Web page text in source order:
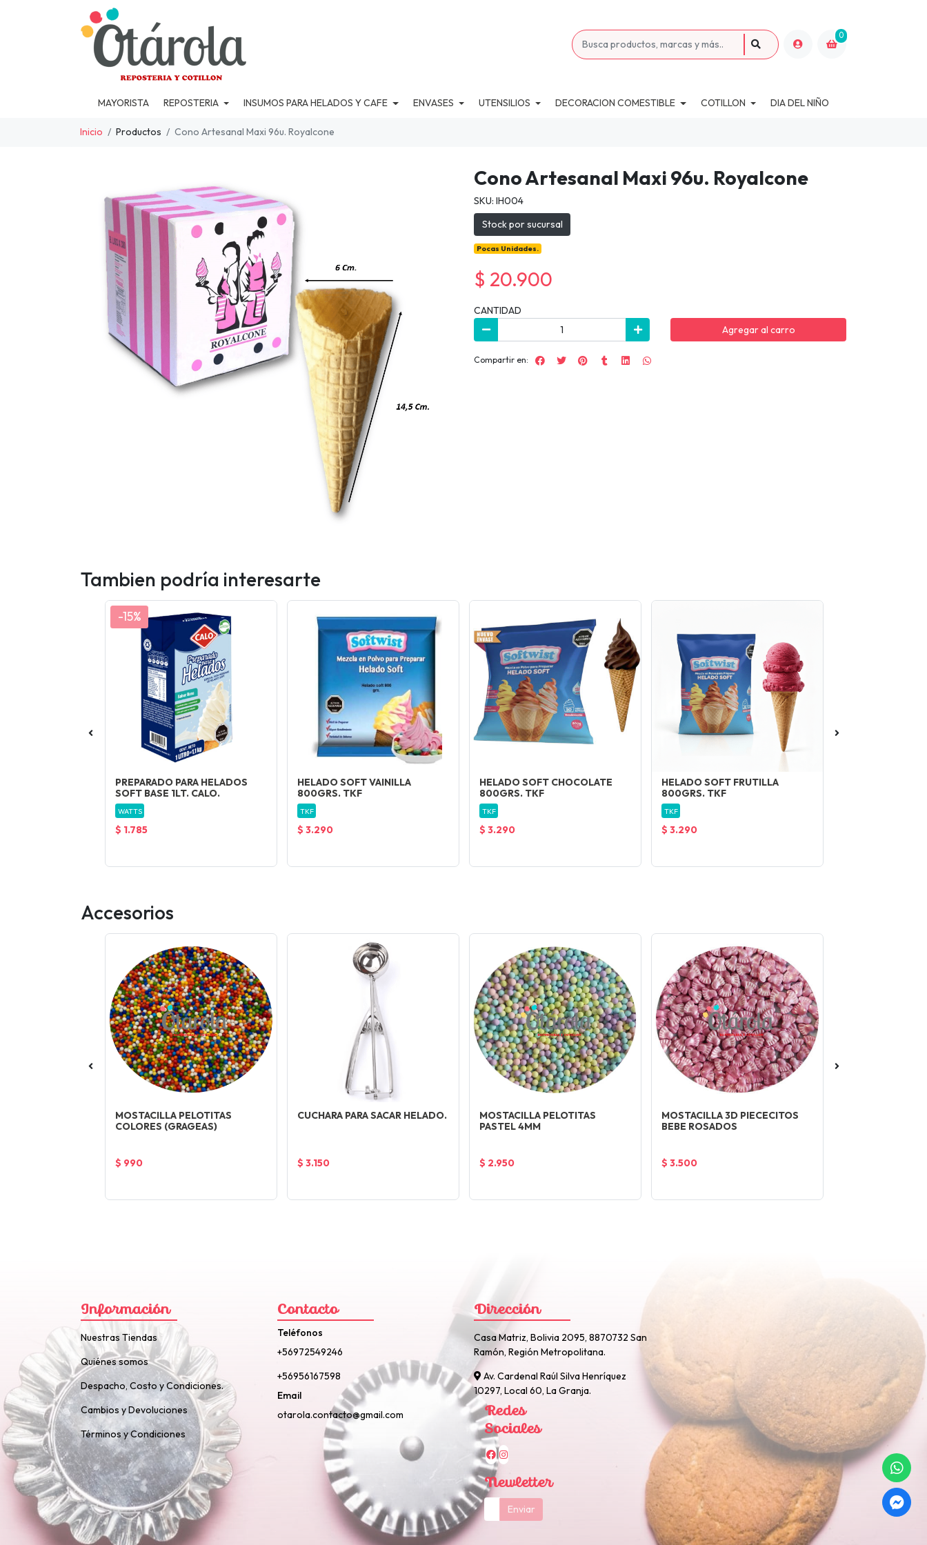
0
MAYORISTA REPOSTERIA INSUMOS PARA HELADOS Y CAFE ENVASES UTENSILIOS DECORACION COMESTIBLE COTILLON DIA DEL NIÑO
Inicio Productos Cono Artesanal Maxi 96u. Royalcone
Cono Artesanal Maxi 96u. Royalcone
SKU: IH004
Stock por sucursal
Pocas Unidades.
$ 20.900
CANTIDAD
Agregar al carro
Compartir en:
Tambien podría interesarte
-15%
PREPARADO PARA HELADOS
SOFT BASE 1LT. CALO.
WATTS
$ 1.785
HELADO SOFT VAINILLA
800GRS. TKF
TKF
$ 3.290
HELADO SOFT CHOCOLATE
800GRS. TKF
TKF
$ 3.290
HELADO SOFT FRUTILLA
800GRS. TKF
TKF
$ 3.290
Accesorios
MOSTACILLA PELOTITAS
COLORES (GRAGEAS)
$ 990
CUCHARA PARA SACAR HELADO.
$ 3.150
MOSTACILLA PELOTITAS
PASTEL 4MM
$ 2.950
MOSTACILLA 3D PIECECITOS
BEBE ROSADOS
$ 3.500
Información
Nuestras Tiendas
Quiénes somos
Despacho, Costo y Condiciones.
Cambios y Devoluciones
Términos y Condiciones
Contacto
Teléfonos
+56972549246
+56956167598
Email
otarola.contacto@gmail.com
Dirección
Casa Matriz, Bolivia 2095, 8870732 San
Ramón, Región Metropolitana.
Av. Cardenal Raúl Silva Henríquez
10297, Local 60, La Granja.
Redes
Sociales
Newletter
Enviar